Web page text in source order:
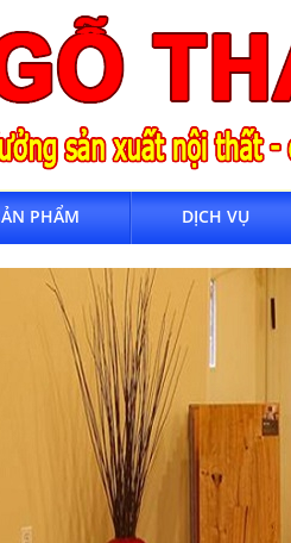
PHẨM DỊCH VỤ